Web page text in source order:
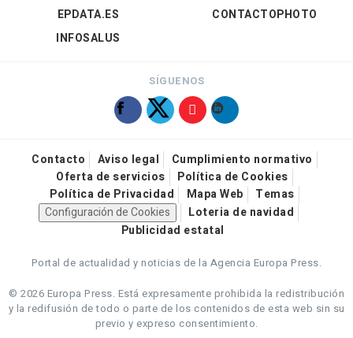
EPDATA.ES
INFOSALUS
CONTACTOPHOTO
SÍGUENOS
Contacto Aviso legal
Cumplimiento normativo
Oferta de servicios
Política de Cookies
Política de Privacidad
Mapa Web
Temas
Configuración de Cookies
Loteria de navidad
Publicidad estatal
Portal de actualidad y noticias de la Agencia Europa Press.
© 2026 Europa Press. Está expresamente prohibida la redistribución
y la redifusión de todo o parte de los contenidos de esta web sin su
previo y expreso consentimiento.